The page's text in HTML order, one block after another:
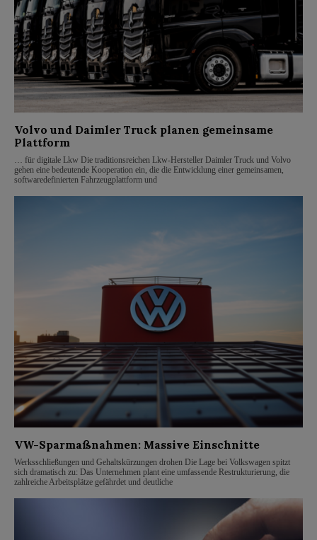
Volvo und Daimler Truck planen gemeinsame
Plattform
… für digitale Lkw Die traditionsreichen Lkw-Hersteller Daimler Truck und Volvo
gehen eine bedeutende Kooperation ein, die die Entwicklung einer gemeinsamen,
softwaredefinierten Fahrzeugplattform und
VW-Sparmaßnahmen: Massive Einschnitte
Werksschließungen und Gehaltskürzungen drohen Die Lage bei Volkswagen spitzt
sich dramatisch zu: Das Unternehmen plant eine umfassende Restrukturierung, die
zahlreiche Arbeitsplätze gefährdet und deutliche